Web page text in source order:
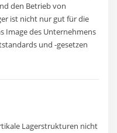
den Betrieb von
ist nicht nur gut für die
Image des Unternehmens
und -gesetzen
Lagerstrukturen nicht